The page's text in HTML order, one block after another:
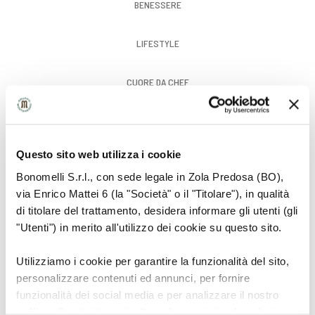
Questo sito web utilizza i cookie
Bonomelli S.r.l., con sede legale in Zola Predosa (BO),
via Enrico Mattei 6 (la "Società" o il "Titolare"), in qualità
di titolare del trattamento, desidera informare gli utenti (gli
"Utenti") in merito all'utilizzo dei cookie su questo sito.
Utilizziamo i cookie per garantire la funzionalità del sito,
personalizzare contenuti ed annunci, per fornire
funzionalità dei social media e per analizzare il nostro
BENESSERE
LIFESTYLE
CUORE DA CHEF